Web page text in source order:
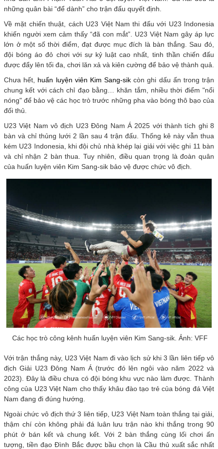
những quân bài “để dành” cho trận đấu quyết định.
Về mặt chiến thuật, cách U23 Việt Nam thi đấu với U23 Indonesia
khiến người xem cảm thấy “đã con mắt”. U23 Việt Nam gây áp lực
lớn ở một số thời điểm, đạt được mục đích là bàn thắng. Sau đó,
đội bóng áo đỏ chơi với sự kỷ luật cao nhất, tinh thần chiến đấu
được đẩy lên tối đa, chơi lăn xả và kiên cường để bảo vệ thành quả.
Chưa hết, huấn luyện viên Kim Sang-sik còn ghi dấu ấn trong trận
chung kết với cách chỉ đạo bằng… khăn tắm, nhiều thời điểm "nổi
nóng" để bảo vệ các học trò trước những pha vào bóng thô bạo của
đối thủ.
U23 Việt Nam vô địch U23 Đông Nam Á 2025 với thành tích ghi 8
bàn và chỉ thủng lưới 2 lần sau 4 trận đấu. Thống kê này vẫn thua
kém U23 Indonesia, khi đội chủ nhà khép lại giải với việc ghi 11 bàn
và chỉ nhận 2 bàn thua. Tuy nhiên, điều quan trọng là đoàn quân
của huấn luyện viên Kim Sang-sik bảo vệ được chức vô địch.
Các học trò công kênh huấn luyện viên Kim Sang-sik. Ảnh: VFF
Với trận thắng này, U23 Việt Nam đi vào lịch sử khi 3 lần liên tiếp vô
địch Giải U23 Đông Nam Á (trước đó lên ngôi vào năm 2022 và
2023). Đây là điều chưa có đội bóng khu vực nào làm được. Thành
công của U23 Việt Nam cho thấy khâu đào tạo trẻ của bóng đá Việt
Nam đang đi đúng hướng.
Ngoài chức vô địch thứ 3 liên tiếp, U23 Việt Nam toàn thắng tại giải,
thậm chí còn không phải đá luân lưu trận nào khi thắng trong 90
phút ở bán kết và chung kết. Với 2 bàn thắng cùng lối chơi ấn
tượng, tiền đạo Đình Bắc được bầu chọn là Cầu thủ xuất sắc nhất